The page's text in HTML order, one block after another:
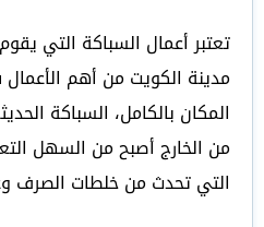
تعتبر أعمال السباكة التي
مدينة الكويت من أهم
المكان بالكامل، السباكة
من الخارج أصبح من السهل
التي تحدث من خلطات الصرف